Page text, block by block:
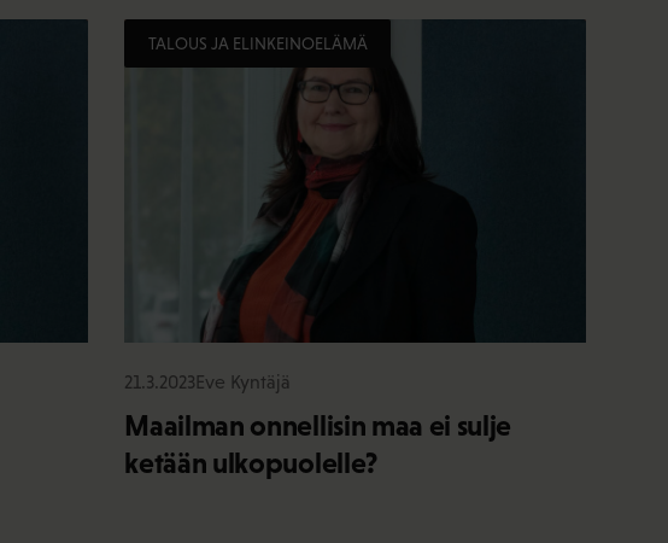
TALOUS JA ELINKEINOELÄMÄ
21.3.2023Eve Kyntäjä
Maailman onnellisin maa ei sulje
ketään ulkopuolelle?